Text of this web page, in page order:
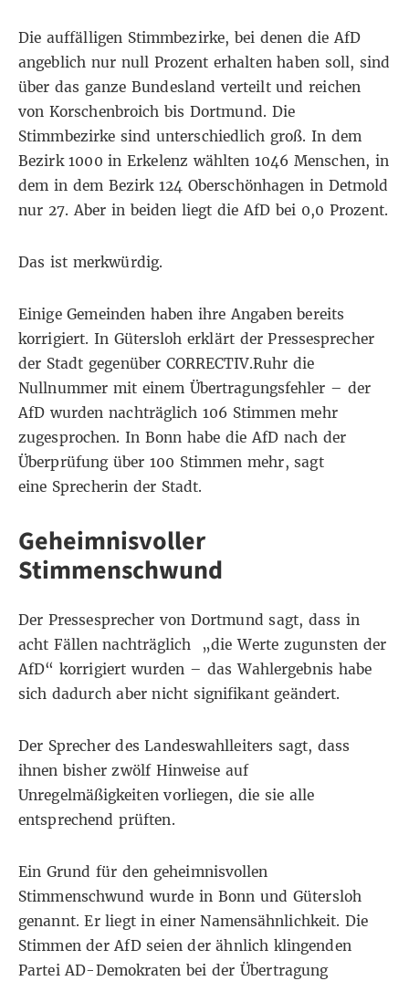
Die auffälligen Stimmbezirke, bei denen die AfD
angeblich nur null Prozent erhalten haben soll, sind
über das ganze Bundesland verteilt und reichen
von Korschenbroich bis Dortmund. Die
Stimmbezirke sind unterschiedlich groß. In dem
Bezirk 1000 in Erkelenz wählten 1046 Menschen, in
dem in dem Bezirk 124 Oberschönhagen in Detmold
nur 27. Aber in beiden liegt die AfD bei 0,0 Prozent.
Das ist merkwürdig.
Einige Gemeinden haben ihre Angaben bereits
korrigiert. In Gütersloh erklärt der Pressesprecher
der Stadt gegenüber CORRECTIV.Ruhr die
Nullnummer mit einem Übertragungsfehler – der
AfD wurden nachträglich 106 Stimmen mehr
zugesprochen. In Bonn habe die AfD nach der
Überprüfung über 100 Stimmen mehr, sagt
eine Sprecherin der Stadt.
Geheimnisvoller
Stimmenschwund
Der Pressesprecher von Dortmund sagt, dass in
acht Fällen nachträglich „die Werte zugunsten der
AfD“ korrigiert wurden – das Wahlergebnis habe
sich dadurch aber nicht signifikant geändert.
Der Sprecher des Landeswahlleiters sagt, dass
ihnen bisher zwölf Hinweise auf
Unregelmäßigkeiten vorliegen, die sie alle
entsprechend prüften.
Ein Grund für den geheimnisvollen
Stimmenschwund wurde in Bonn und Gütersloh
genannt. Er liegt in einer Namensähnlichkeit. Die
Stimmen der AfD seien der ähnlich klingenden
Partei AD-Demokraten bei der Übertragung